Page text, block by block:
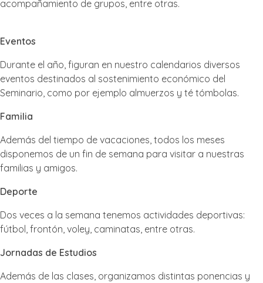
acompañamiento de grupos, entre otras.
Eventos
Durante el año, figuran en nuestro calendarios diversos
eventos destinados al sostenimiento económico del
Seminario, como por ejemplo almuerzos y té tómbolas.
Familia
Además del tiempo de vacaciones, todos los meses
disponemos de un fin de semana para visitar a nuestras
familias y amigos.
Deporte
Dos veces a la semana tenemos actividades deportivas:
fútbol, frontón, voley, caminatas, entre otras.
Jornadas de Estudios
Además de las clases, organizamos distintas ponencias y